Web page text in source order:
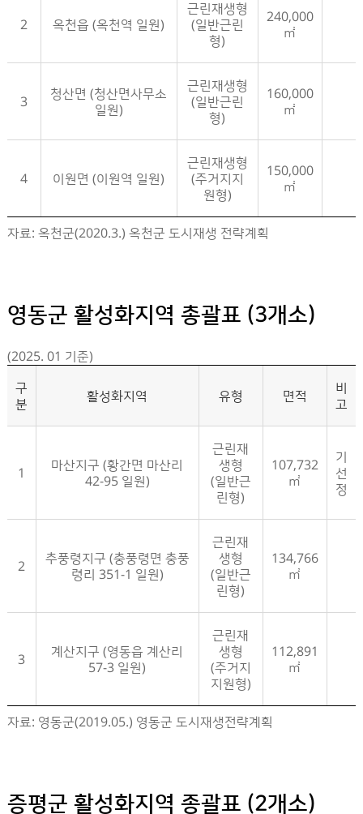
옥천군 활성화지역 지정현황- 구분, 활성화지역, 유형, 면적, 비고 정보제공
2 옥천읍 (옥천역 일원)
근린재생형
(일반근린
형)
240,000
㎡
3
청산면 (청산면사무소
일원)
근린재생형
(일반근린
형)
160,000
㎡
4 이원면 (이원역 일원)
근린재생형
(주거지지
원형)
150,000
㎡
자료: 옥천군(2020.3.) 옥천군 도시재생 전략계획
영동군 활성화지역 총괄표 (3개소)
(2025. 01 기준)
영동군 활성화지역 지정현황- 구분, 활성화지역, 유형, 면적, 비고 정보제공
구
분
활성화지역 유형 면적
비
고
1
마산지구 (황간면 마산리
42-95 일원)
근린재
생형
(일반근
린형)
107,732
㎡
기
선
정
2
추풍령지구 (충풍령면 충풍
령리 351-1 일원)
근린재
생형
(일반근
린형)
134,766
㎡
3
계산지구 (영동읍 계산리
57-3 일원)
근린재
생형
(주거지
지원형)
112,891
㎡
자료: 영동군(2019.05.) 영동군 도시재생전략계획
증평군 활성화지역 종괄표 (2개소)